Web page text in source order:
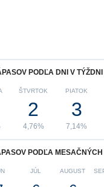
PODĽA DNI V TÝŽDNI
ŠTVRTOK
2
4,76%
PIATOK
3
7,14%
PODĽA MESAČNÝCH
JÚL AUGUST